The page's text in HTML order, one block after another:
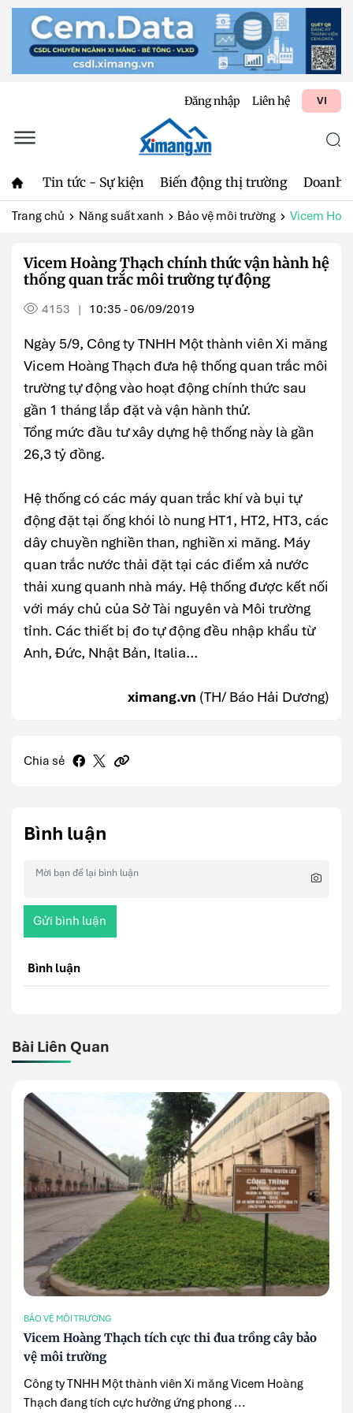
Đăng nhập Liên hệ VI
Tin tức - Sự kiện Biến động thị trường Doanh
Trang chủ Năng suất xanh Bảo vệ môi trường Vicem
Vicem Hoàng Thạch chính thức vận hành hệ
thống quan trắc môi trường tự động
4153 | 10:35 - 06/09/2019
Ngày 5/9, Công ty TNHH Một thành viên Xi măng
Vicem Hoàng Thạch đưa hệ thống quan trắc môi
trường tự động vào hoạt động chính thức sau
gần 1 tháng lắp đặt và vận hành thử.
Tổng mức đầu tư xây dựng hệ thống này là gần
26,3 tỷ đồng.
Hệ thống có các máy quan trắc khí và bụi tự
động đặt tại ống khói lò nung HT1, HT2, HT3, các
dây chuyền nghiền than, nghiền xi măng. Máy
quan trắc nước thải đặt tại các điểm xả nước
thải xung quanh nhà máy. Hệ thống được kết nối
với máy chủ của Sở Tài nguyên và Môi trường
tỉnh. Các thiết bị đo tự động đều nhập khẩu từ
Anh, Đức, Nhật Bản, Italia...
ximang.vn (TH/ Báo Hải Dương)
Chia sẻ
Bình luận
Gửi bình luận
Bình luận
Bài Liên Quan
BẢO VỆ MÔI TRƯỜNG
Vicem Hoàng Thạch tích cực thi đua trồng cây bảo
vệ môi trường
Công ty TNHH Một thành viên Xi măng Vicem Hoàng
Thạch đang tích cực hưởng ứng phong ...